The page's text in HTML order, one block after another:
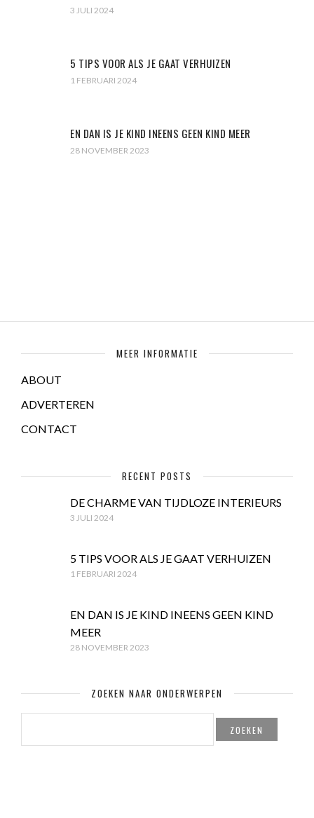
3 JULI 2024
5 TIPS VOOR ALS JE GAAT VERHUIZEN
1 FEBRUARI 2024
EN DAN IS JE KIND INEENS GEEN KIND MEER
28 NOVEMBER 2023
MEER INFORMATIE
ABOUT
ADVERTEREN
CONTACT
RECENT POSTS
DE CHARME VAN TIJDLOZE INTERIEURS
3 JULI 2024
5 TIPS VOOR ALS JE GAAT VERHUIZEN
1 FEBRUARI 2024
EN DAN IS JE KIND INEENS GEEN KIND
MEER
28 NOVEMBER 2023
ZOEKEN NAAR ONDERWERPEN
ZOEKEN